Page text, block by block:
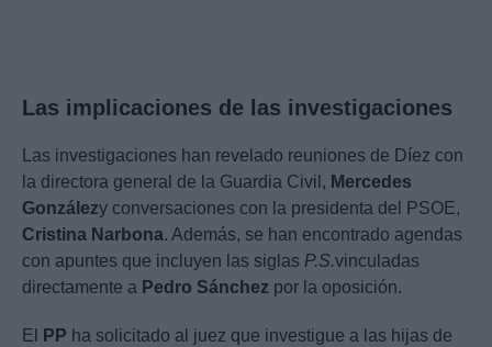
Las implicaciones de las investigaciones
Las investigaciones han revelado reuniones de Díez con
la directora general de la Guardia Civil, Mercedes
Gonzálezy conversaciones con la presidenta del PSOE,
Cristina Narbona. Además, se han encontrado agendas
con apuntes que incluyen las siglas P.S.vinculadas
directamente a Pedro Sánchez por la oposición.
El PP ha solicitado al juez que investigue a las hijas de